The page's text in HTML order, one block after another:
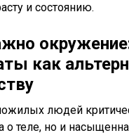
и состоянию.
как
людей
о теле, но и